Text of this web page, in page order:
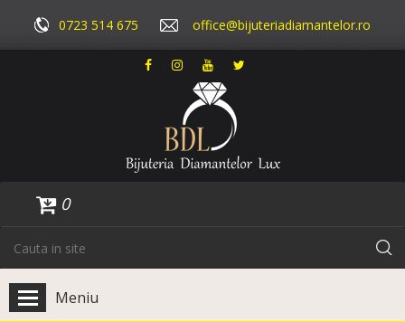
0723 514 675 office@bijuteriadiamantelor.ro
0
Meniu